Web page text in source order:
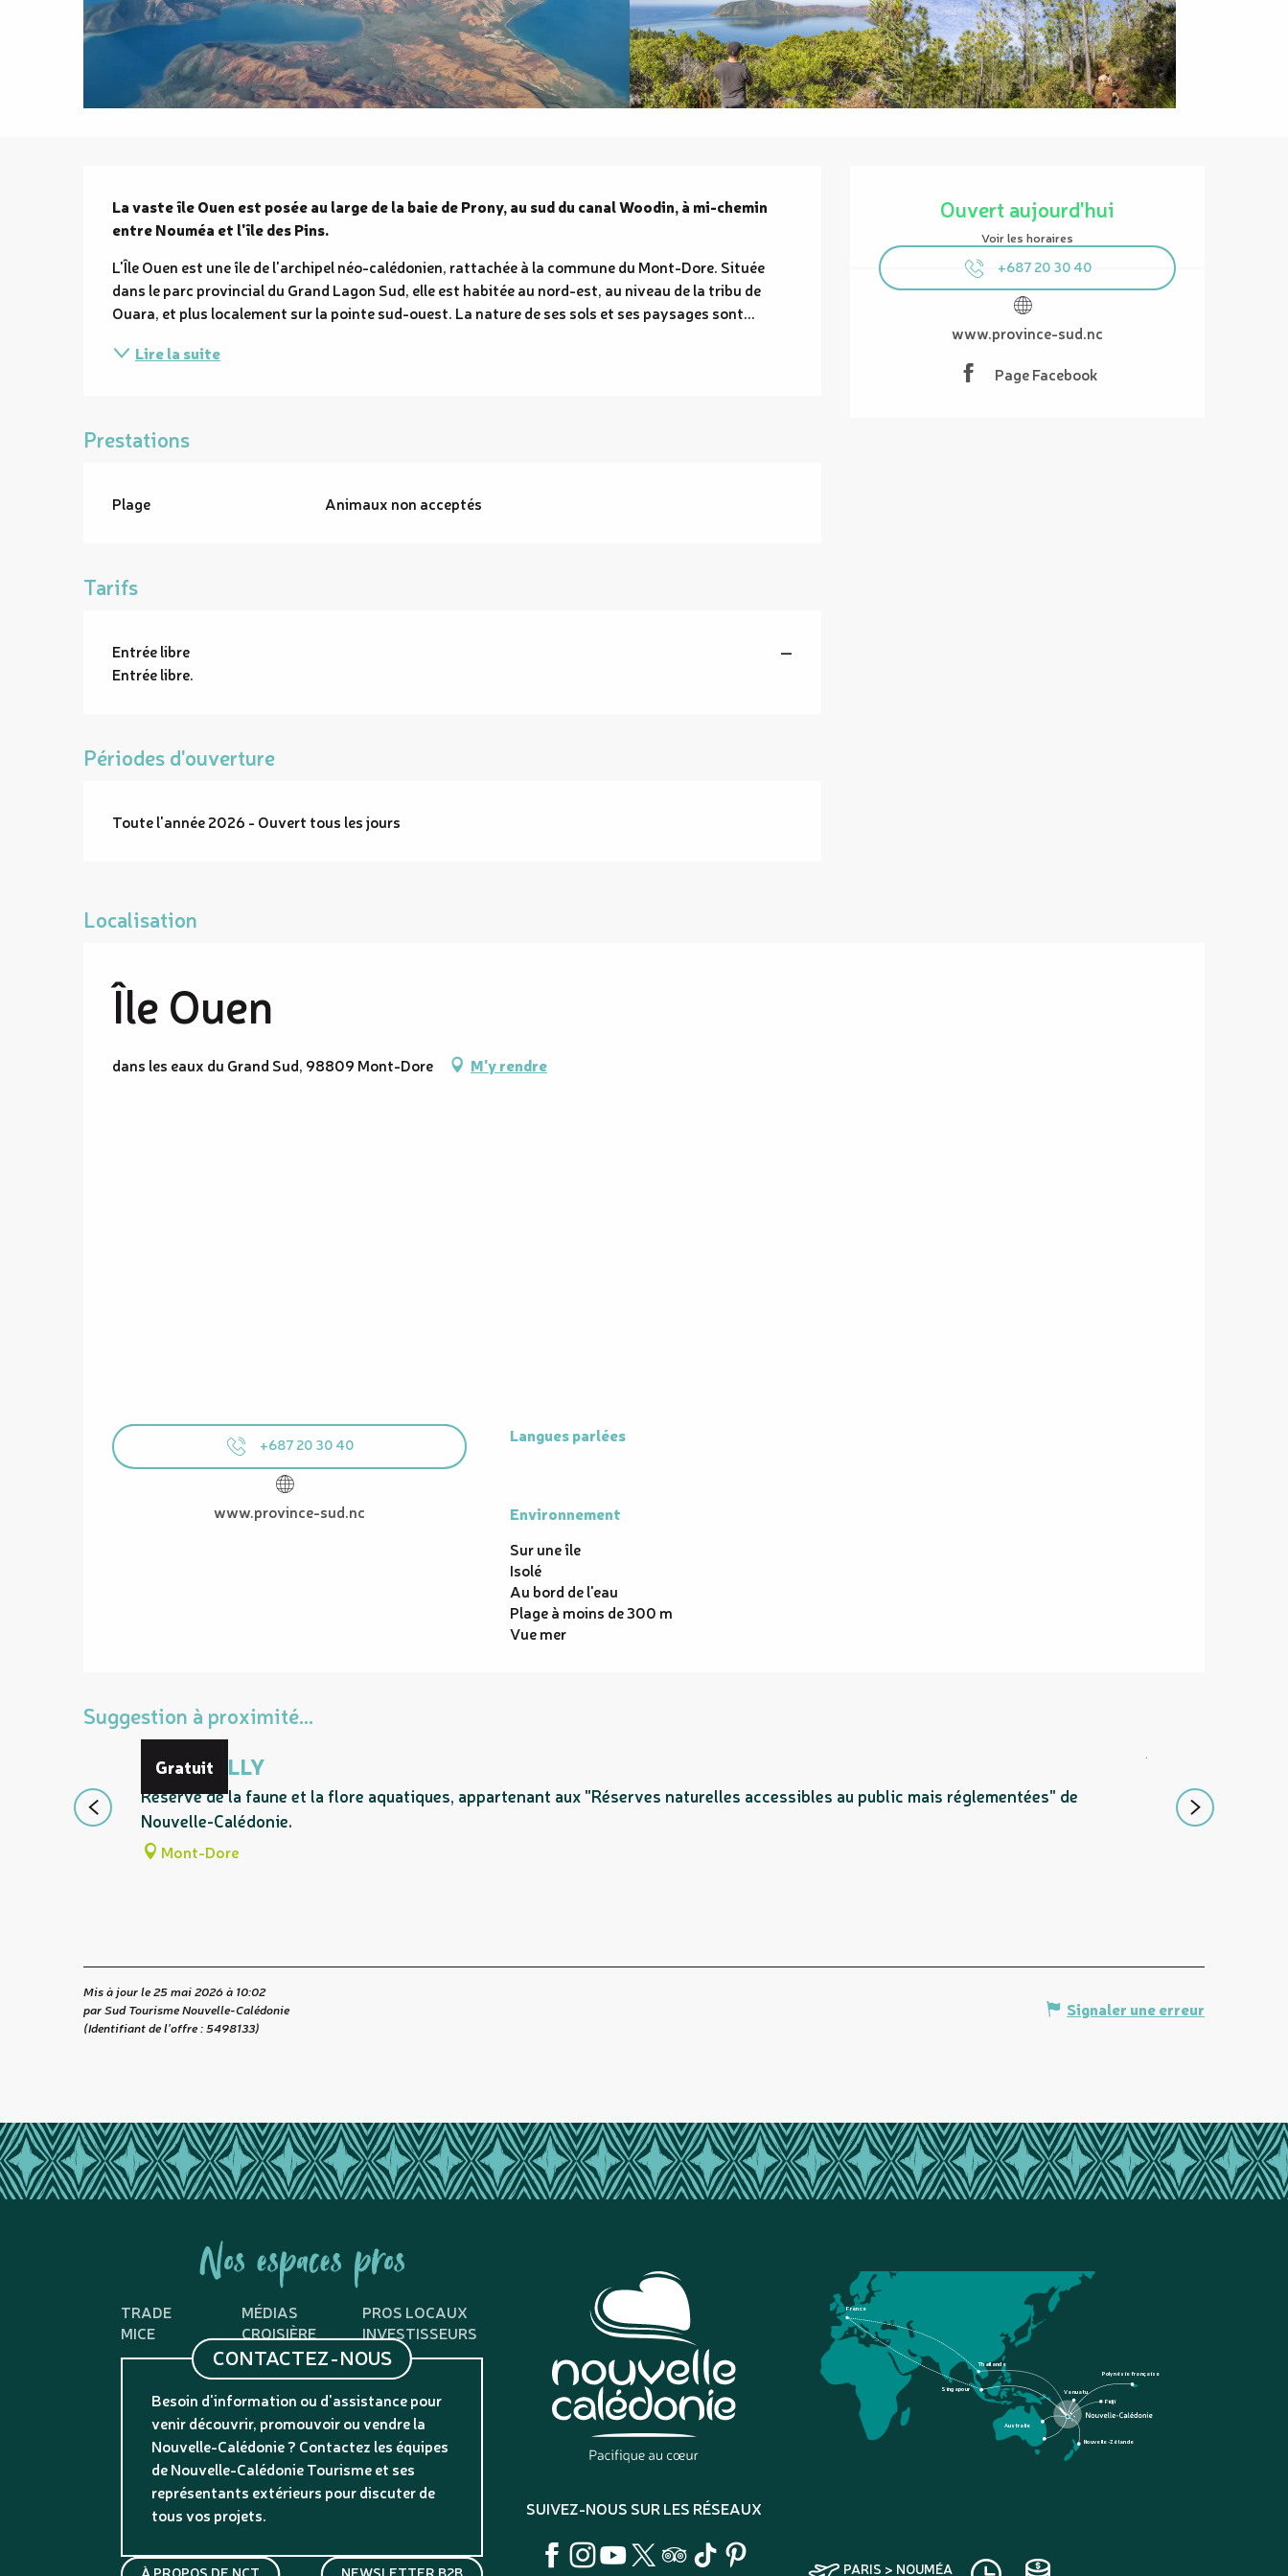
Ouvert aujourd'hui
Voir les horaires
+687 20 30 40
www.province-sud.nc
Page Facebook
Description
La vaste île Ouen est posée au large de la baie de Prony, au sud du canal Woodin, à mi-chemin
entre Nouméa et l'île des Pins.
L'Île Ouen est une île de l'archipel néo-calédonien, rattachée à la commune du Mont-Dore. Située
dans le parc provincial du Grand Lagon Sud, elle est habitée au nord-est, au niveau de la tribu de
Ouara, et plus localement sur la pointe sud-ouest. La nature de ses sols et ses paysages sont...
Lire la suite
Prestations
Plage Animaux non acceptés
Tarifs
Entrée libre
—
Entrée libre.
Périodes d'ouverture
Toute l'année 2026 - Ouvert tous les jours
Localisation
Île Ouen
dans les eaux du Grand Sud, 98809 Mont-Dore M'y rendre
+687 20 30 40
www.province-sud.nc
Langues parlées
Langues parlées
Environnement
Environnement
Sur une île
Isolé
Au bord de l'eau
Plage à moins de 300 m
Vue mer
Suggestion à proximité...
Gratuit
ÎLOT BAILLY
Réserve de la faune et la flore aquatiques, appartenant aux "Réserves naturelles accessibles au public mais réglementées" de
Nouvelle-Calédonie.
Mont-Dore
Au large de la
Mont-Dore
Mis à jour le 25 mai 2026 à 10:02
par Sud Tourisme Nouvelle-Calédonie
(Identifiant de l'offre :5498133)
Signaler une erreur
Nos espaces pros
TRADE MÉDIAS
PROS LOCAUX
MICE
CROISIÈRE INVESTISSEURS
CONTACTEZ-NOUS
Besoin d'information ou d'assistance pour
venir découvrir, promouvoir ou vendre la
Nouvelle-Calédonie ? Contactez les équipes
de Nouvelle-Calédonie Tourisme et ses
représentants extérieurs pour discuter de
tous vos projets.
À PROPOS DE NCT NEWSLETTER B2B
SUIVEZ-NOUS SUR LES RÉSEAUX
France
Polynésie française
Fidji
Nouvelle-Zélande
Australie
Singapour
Thaïlande
Vanuatu
PARIS > NOUMÉA